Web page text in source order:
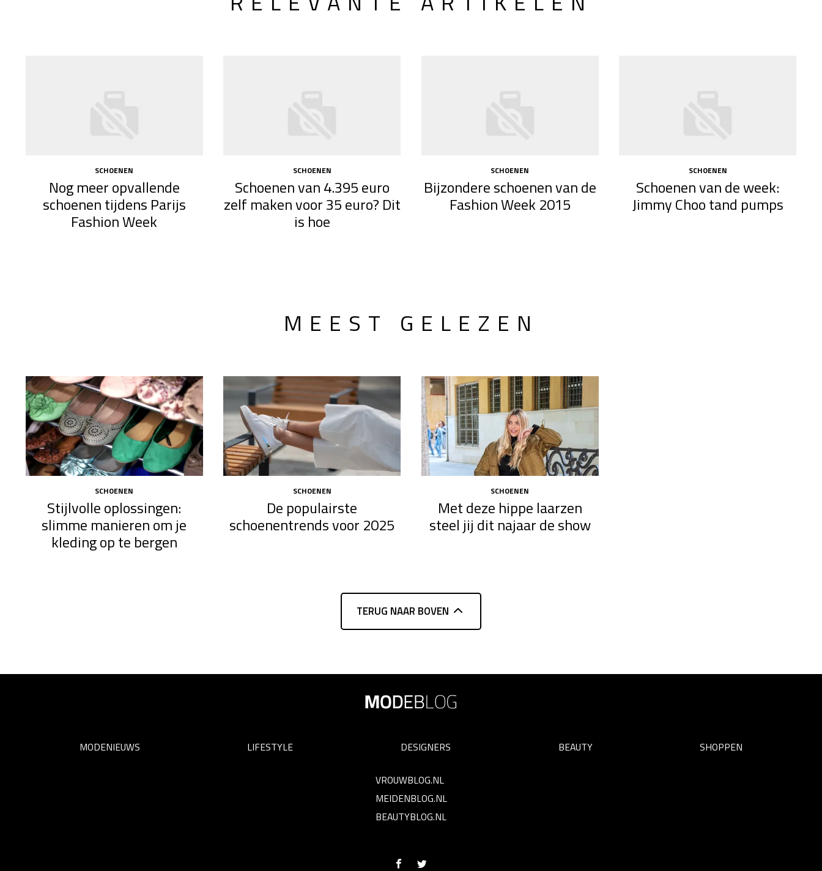
SCHOENEN
Nog meer opvallende
schoenen tijdens Parijs
Fashion Week
SCHOENEN
Schoenen van 4.395 euro
zelf maken voor 35 euro? Dit
is hoe
SCHOENEN
Bijzondere schoenen van de
Fashion Week 2015
SCHOENEN
Schoenen van de week:
Jimmy Choo tand pumps
MEEST GELEZEN
SCHOENEN
Stijlvolle oplossingen:
slimme manieren om je
kleding op te bergen
SCHOENEN
De populairste
schoenentrends voor 2025
SCHOENEN
Met deze hippe laarzen
steel jij dit najaar de show
TERUG NAAR BOVEN
MODENIEUWS LIFESTYLE DESIGNERS BEAUTY SHOPPEN
VROUWBLOG.NL
MEIDENBLOG.NL
BEAUTYBLOG.NL